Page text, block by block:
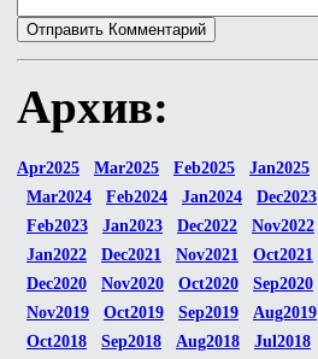
Архив:
Apr2025 Mar2025 Feb2025 Jan2025
Mar2024
Feb2024 Jan2024 Dec2023
Feb2023
Jan2023 Dec2022 Nov2022
Jan2022
Dec2021 Nov2021 Oct2021
Dec2020
Nov2020 Oct2020 Sep2020
Nov2019
Oct2019 Sep2019 Aug2019
Oct2018
Sep2018 Aug2018 Jul2018